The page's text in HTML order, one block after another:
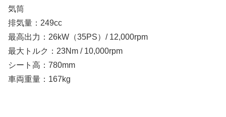
気筒
排気量：249cc
最高出力：26kW（35PS）/ 12,000rpm
最大トルク：23Nm / 10,000rpm
シート高：780mm
車両重量：167kg